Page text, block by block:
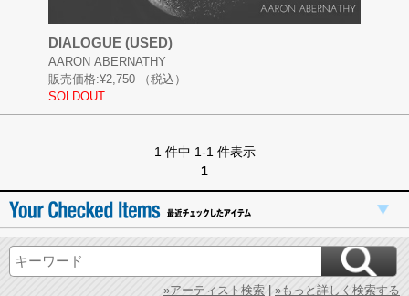
DIALOGUE (USED)
AARON ABERNATHY
販売価格:¥2,750
（税込）
SOLDOUT
1 件中 1-1 件表示
1
»アーティスト検索 | »もっと詳しく検索する